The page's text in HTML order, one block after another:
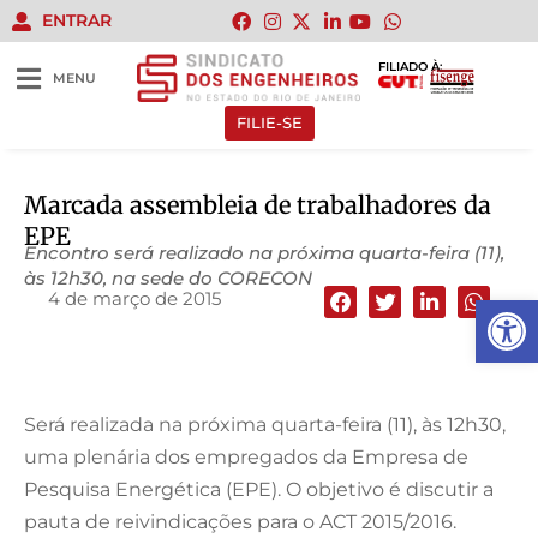
Abrir
ENTRAR
MENU
FILIADO À:
FILIE-SE
Marcada assembleia de trabalhadores da
EPE
Encontro será realizado na próxima quarta-feira (11),
às 12h30, na sede do CORECON
4 de março de 2015
Será realizada na próxima quarta-feira (11), às 12h30,
uma plenária dos empregados da Empresa de
Pesquisa Energética (EPE). O objetivo é discutir a
pauta de reivindicações para o ACT 2015/2016.